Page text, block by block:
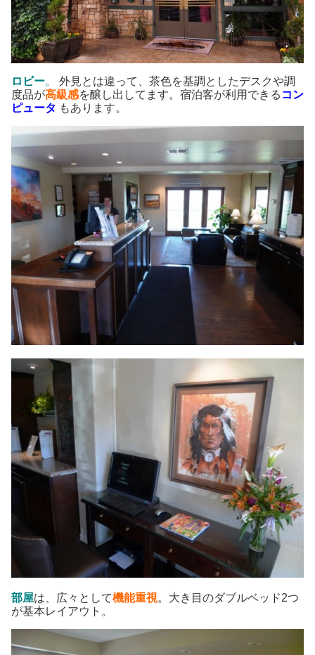
ロビー。
外見とは違って、茶色を基調としたデスクや調
度品が高級感を醸し出してます。宿泊客が利用できる コン
ピュータ もあります。
部屋は、広々として機能重視。大き目のダブルベッド2つ
が基本レイアウト。